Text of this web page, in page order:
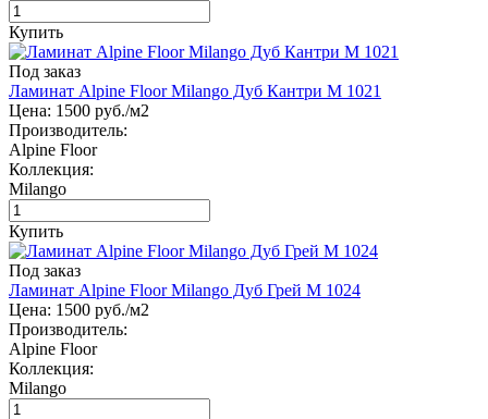
Купить
Под заказ
Ламинат Alpine Floor Milango Дуб Кантри М 1021
Цена: 1500 руб./м2
Производитель:
Alpine Floor
Коллекция:
Milango
Купить
Под заказ
Ламинат Alpine Floor Milango Дуб Грей М 1024
Цена: 1500 руб./м2
Производитель:
Alpine Floor
Коллекция:
Milango